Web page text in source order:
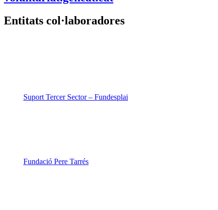
Entitats col·laboradores
Suport Tercer Sector – Fundesplai
Fundació Pere Tarrés